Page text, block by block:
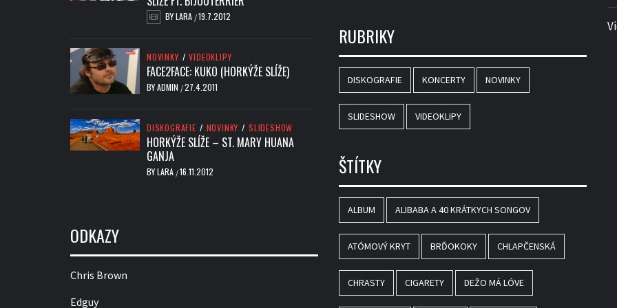
BYLARA /19.7.2012
NOVINKY / VIDEOKLIPY
FACE2FACE: KUKO (HORKÝŽE SLÍŽE)
BYADMIN /27.4.2011
DISKOGRAFIE / NOVINKY / SLIDESHOW
HORKÝŽE SLÍŽE – ST. MARY HUANA
GANJA
BYLARA /16.11.2012
ODKAZY
Chris Brown
Edguy
RUBRIKY
DISKOGRAFIE KONCERTY NOVINKY
SLIDESHOW VIDEOKLIPY
ŠTÍTKY
ALBUM ALIBABA A 40 KRÁTKYCH SONGOV
ATÓMOVÝ KRYT BRĎOKOKY CHLAPČENSKÁ
CHRASTY CIGARETY DEŽO MÁ LÓVE